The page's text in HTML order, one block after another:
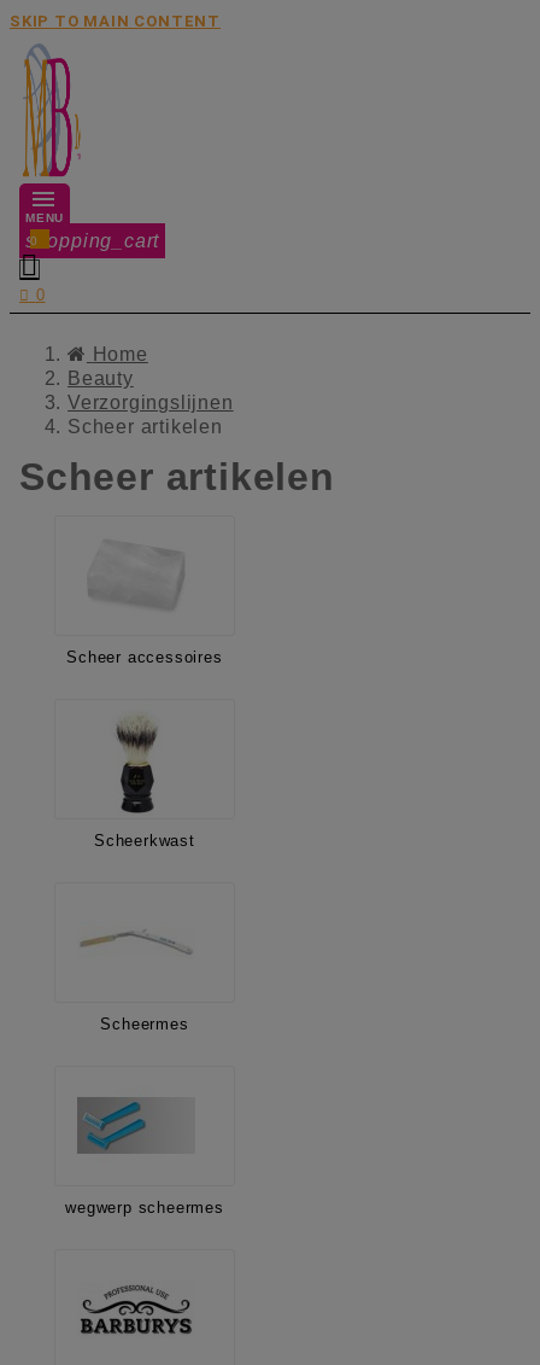
SKIP TO MAIN CONTENT
MENU
shopping_cart
0

 0
Home
Beauty
Verzorgingslijnen
Scheer artikelen
Scheer artikelen
Scheer accessoires
Scheerkwast
Scheermes
wegwerp scheermes